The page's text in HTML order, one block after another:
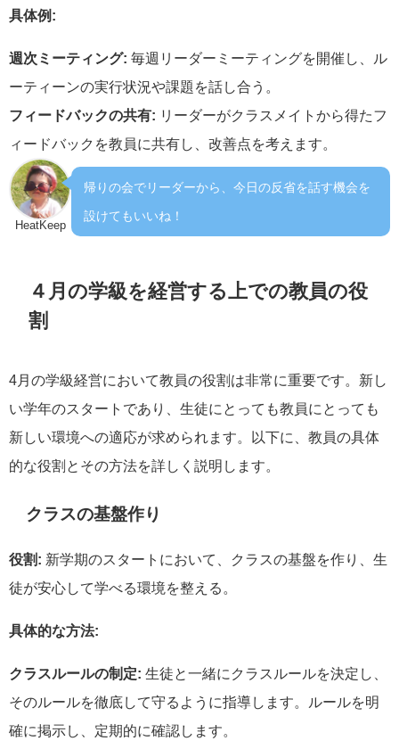
具体例:
週次ミーティング: 毎週リーダーミーティングを開催し、ル
ーティーンの実行状況や課題を話し合う。
フィードバックの共有: リーダーがクラスメイトから得たフ
ィードバックを教員に共有し、改善点を考えます。
HeatKeep
帰りの会でリーダーから、今日の反省を話す機会を
設けてもいいね！
４月の学級を経営する上での教員の役
割
4月の学級経営において教員の役割は非常に重要です。新し
い学年のスタートであり、生徒にとっても教員にとっても
新しい環境への適応が求められます。以下に、教員の具体
的な役割とその方法を詳しく説明します。
クラスの基盤作り
役割: 新学期のスタートにおいて、クラスの基盤を作り、生
徒が安心して学べる環境を整える。
具体的な方法:
クラスルールの制定: 生徒と一緒にクラスルールを決定し、
そのルールを徹底して守るように指導します。ルールを明
確に掲示し、定期的に確認します。